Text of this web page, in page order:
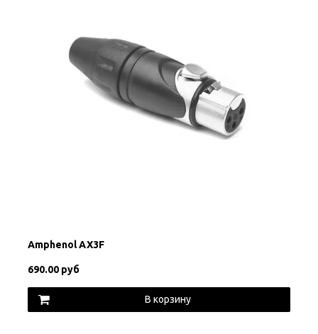
Amphenol AX3F
690.00 руб
В корзину